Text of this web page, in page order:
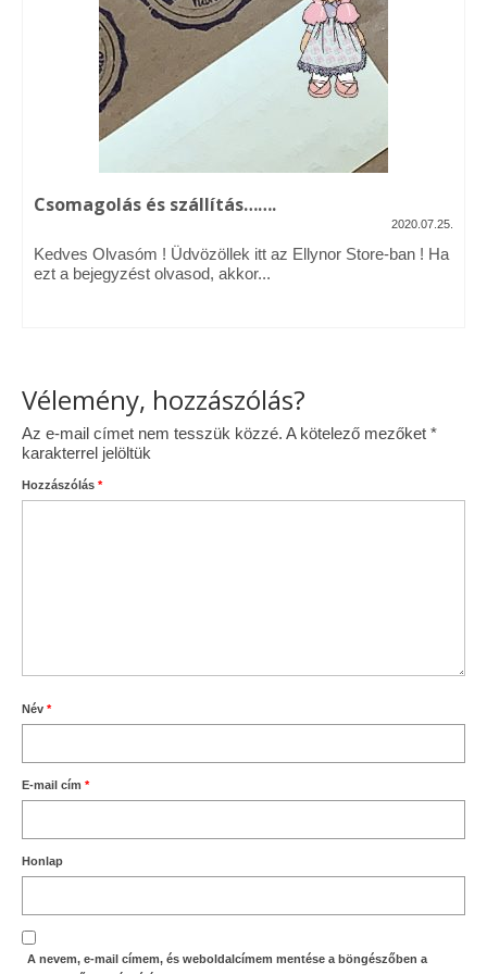
Vásárok, ahol velem is találkozhattál…
Alapanyagok, kellékek
A termékek tisztítása
Ellynor története
Adatkezelési tájékoztató
Általános Szerződési Feltételek
Csomagolás és szállítás…….
2020.07.25.
Kedves Olvasóm ! Üdvözöllek itt az Ellynor Store-ban ! Ha
ezt a bejegyzést olvasod, akkor...
Vélemény, hozzászólás?
Az e-mail címet nem tesszük közzé. A kötelező mezőket *
karakterrel jelöltük
Hozzászólás *
Név *
E-mail cím *
Honlap
A nevem, e-mail címem, és weboldalcímem mentése a böngészőben a